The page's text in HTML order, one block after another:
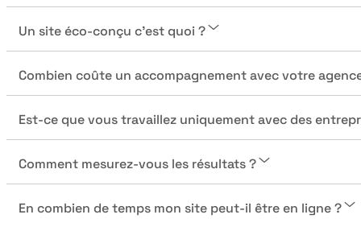
Un site éco-conçu c’est quoi ?
Combien coûte un accompagnement avec votre
Est-ce que vous travaillez uniquement avec des
Comment mesurez-vous les résultats ?
En combien de temps mon site peut-il être en ligne ?